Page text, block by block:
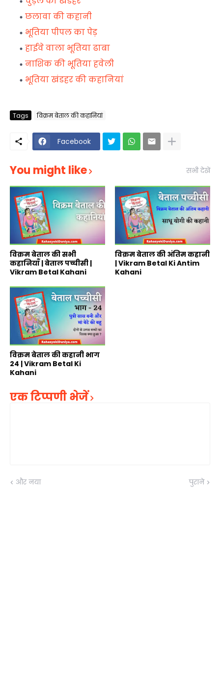
छलावा की कहानी
भूतिया पीपल का पेड़
हाईवे वाला भूतिया ढाबा
नाशिक की भूतिया हवेली
भूतिया खंडहर की कहानियां
Tags विक्रम बेताल की कहानियां
Facebook
You might like सभी देखें
विक्रम बेताल की सभी
कहानियाँ | बेताल पच्चीसी |
Vikram Betal Kahani
विक्रम बेताल की अंतिम कहानी
| Vikram Betal Ki Antim
Kahani
विक्रम बेताल की कहानी भाग
24 | Vikram Betal Ki
Kahani
एक टिप्पणी भेजें
और नया पुराने